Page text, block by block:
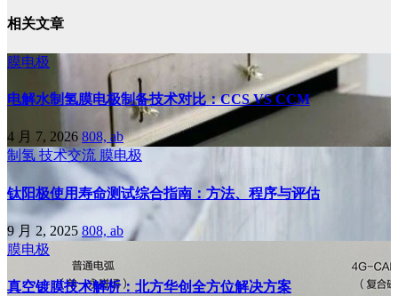
相关文章
膜电极
电解水制氢膜电极制备技术对比：CCS VS CCM
4 月 7, 2026 808, ab
制氢 技术交流 膜电极
钛阳极使用寿命测试综合指南：方法、程序与评估
9 月 2, 2025 808, ab
膜电极
真空镀膜技术解析：北方华创全方位解决方案